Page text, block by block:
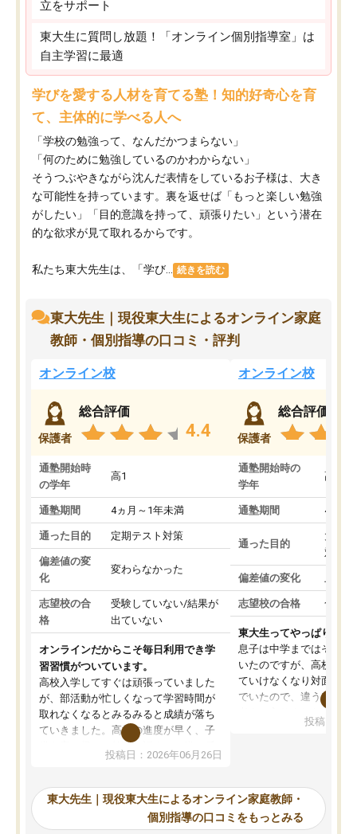
立をサポート
東大生に質問し放題！「オンライン個別指導室」は
自主学習に最適
学びを愛する人材を育てる塾！知的好奇心を育
て、主体的に学べる人へ
「学校の勉強って、なんだかつまらない」
「何のために勉強しているのかわからない」
そうつぶやきながら沈んだ表情をしているお子様は、大き
な可能性を持っています。裏を返せば「もっと楽しい勉強
がしたい」「目的意識を持って、頑張りたい」という潜在
的な欲求が見て取れるからです。
私たち東大先生は、「学び... 続きを読む
東大先生｜現役東大生によるオンライン家庭
教師・個別指導の口コミ・評判
オンライン校
保護者
総合評価
4.4
通塾開始時
の学年
高1
通塾期間 4ヵ月～1年未満
通った目的 定期テスト対策
偏差値の変
化
変わらなかった
志望校の合
格
受験していない/結果が
出ていない
オンラインだからこそ毎日利用でき学
習習慣がついています。
高校入学してすぐは頑張っていました
が、部活動が忙しくなって学習時間が
取れなくなるとみるみると成績が落ち
ていきました。高校の進度が早く、子
供も家に帰って勉強の話すると嫌な反
応を示します。東大先生にお願いして
れるので、親としても安心です。毎日
使える自習室とかもあり、わからない
ところがあれば先生が回答してくれる
投稿日：2026年06月26日
オンライン校
保護者
総合評価
通塾開始時の
学年
高3
通塾期間 4ヵ月
通った目的
大学
対策
偏差値の変化 上が
志望校の合格 合格
東大生ってやっぱりすご
息子は中学まではそこそ
いたのですが、高校に入
ていけなくなり対面の塾
でいたので、違うアプロ
で、当初は模試でD判定
自習室が毎日使えていつ
るのが心強かったよう
謝です。
投稿日：
東大先生｜現役東大生によるオンライン家庭教師・
個別指導の口コミをもっとみる